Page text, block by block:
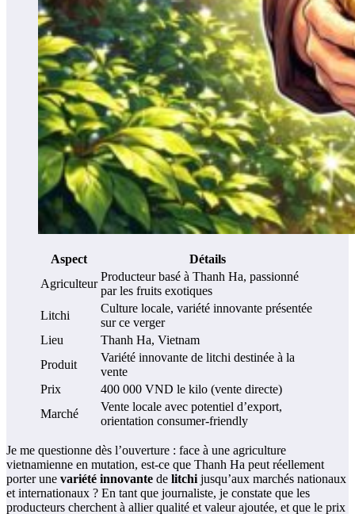
Aspect
Détails
Agriculteur
Producteur basé à Thanh Ha, passionné
par les fruits exotiques
Litchi
Culture locale, variété innovante présentée
sur ce verger
Lieu
Thanh Ha, Vietnam
Produit
Variété innovante de litchi destinée à la
vente
Prix
400 000 VND le kilo (vente directe)
Marché
Vente locale avec potentiel d’export,
orientation consumer-friendly
Je me questionne dès l’ouverture : face à une agriculture
vietnamienne en mutation, est-ce que Thanh Ha peut réellement
porter une variété innovante de litchijusqu’aux marchés nationaux
et internationaux ? En tant que journaliste, je constate que les
producteurs cherchent à allier qualité et valeur ajoutée, et que le prix